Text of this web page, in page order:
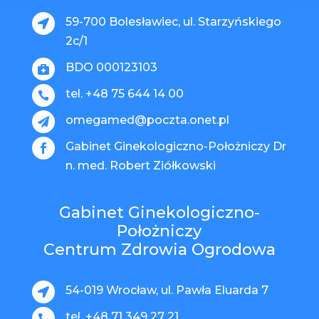

59-700 Bolesławiec, ul. Starzyńskiego
2c/1
 BDO 000123103
 tel. +48 75 644 14 00
 omegamed@poczta.onet.pl

Gabinet Ginekologiczno-Położniczy Dr
n. med. Robert Ziółkowski
Gabinet Ginekologiczno-
Położniczy
Centrum Zdrowia Ogrodowa
 54-019 Wrocław, ul. Pawła Eluarda 7